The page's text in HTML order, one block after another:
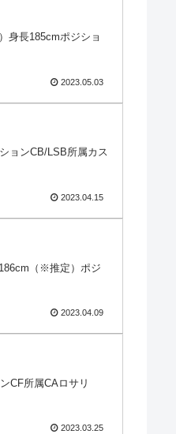
身長185cmポジショ
2023.05.03
ョンCB/LSB所属カス
2023.04.15
（※推定）ポジ
2023.04.09
CF所属CAロサリ
2023.03.25